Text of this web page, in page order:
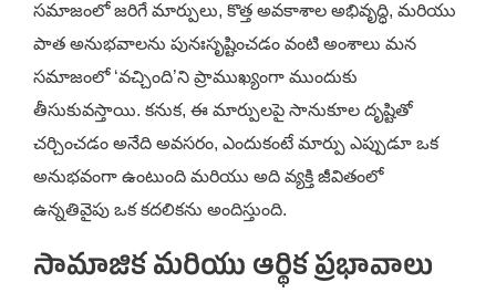
సమాజంలో జరిగే మార్పులు, కొత్త అవకాశాల అభివృద్ధి, మరియు
పాత అనుభవాలను పునఃసృష్టించడం వంటి అంశాలు మన
సమాజంలో ‘వచ్చింది’ని ప్రాముఖ్యంగా ముందుకు
తీసుకువస్తాయి. కనుక, ఈ మార్పులపై సానుకూల దృష్టితో
చర్చించడం అనేది అవసరం, ఎందుకంటే మార్పు ఎప్పుడూ ఒక
అనుభవంగా ఉంటుంది మరియు అది వ్యక్తి జీవితంలో
ఉన్నతివైపు ఒక కదలికను అందిస్తుంది.
సామాజిక మరియు ఆర్థిక ప్రభావాలు